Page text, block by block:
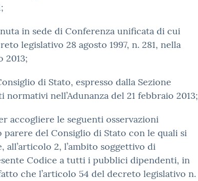
in sede di Conferenza unificata di cui
legislativo 28 agosto 1997, n. 281, nella
2013;
di Stato, espresso dalla Sezione
nell’Adunanza del 21 febbraio 2013;
accogliere le seguenti osservazioni
del Consiglio di Stato con le quali si
all’articolo 2, l’ambito soggettivo di
Codice a tutti i pubblici dipendenti, in
che l’articolo 54 del decreto legislativo n.